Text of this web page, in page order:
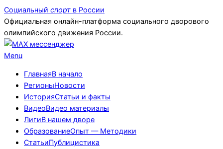
Skip
to
content
Социальный спорт в России
Официальная онлайн-платформа социального дворового
олимпийского движения России.
Primary
Menu
Menu
ГлавнаяВ начало
РегионыНовости
ИсторияСтатьи и факты
ВидеоВидео материалы
ЛигиВ нашем дворе
ОбразованиеОпыт — Методики
СтатьиПублицистика